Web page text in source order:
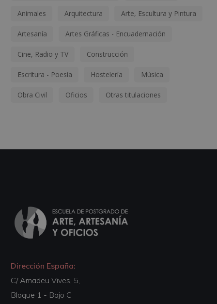
Animales Arquitectura Arte, Escultura y Pintura
Artesanía Artes Gráficas - Encuadernación
Cine, Radio y TV Construcción
Escritura - Poesía Hostelería Música
Obra Civil Oficios Otras titulaciones
Dirección España:
C/ Amadeu Vives, 5,
Bloque 1 - Bajo C